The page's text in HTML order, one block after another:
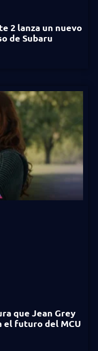
2 lanza un nuevo
de Subaru
que Jean Grey
el futuro del MCU